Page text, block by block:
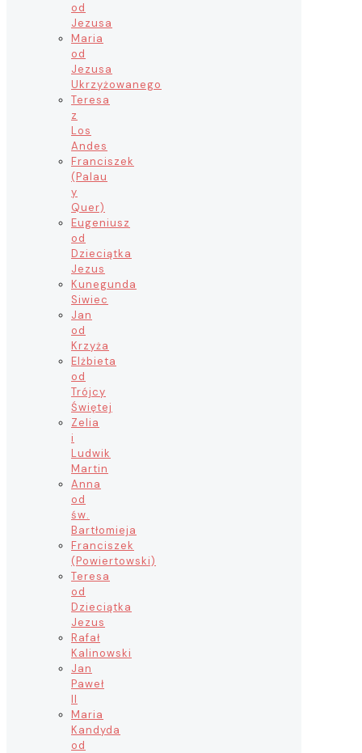
od
Jezusa
Maria
od
Jezusa
Ukrzyżowanego
Teresa
z
Los
Andes
Franciszek
(Palau
y
Quer)
Eugeniusz
od
Dzieciątka
Jezus
Kunegunda
Siwiec
Jan
od
Krzyża
Elżbieta
od
Trójcy
Świętej
Zelia
i
Ludwik
Martin
Anna
od
św.
Bartłomieja
Franciszek
(Powiertowski)
Teresa
od
Dzieciątka
Jezus
Rafał
Kalinowski
Jan
Paweł
II
Maria
Kandyda
od